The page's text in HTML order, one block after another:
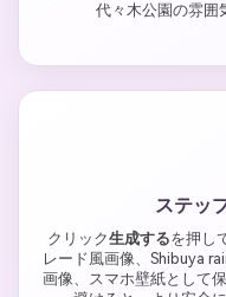
代々木公園の雰囲
ステッ
クリック生成するを押し
レード風画像、Shibuya
画像、スマホ壁紙として